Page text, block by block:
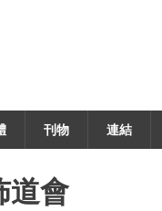
刊物 連結
道會